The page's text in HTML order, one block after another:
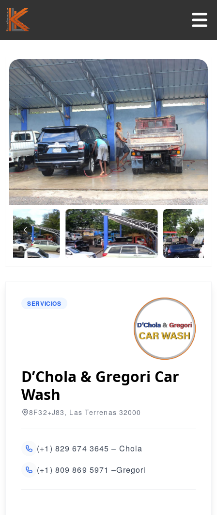
Negocios
Guía Turística
Actividades
Informaciones útiles
Contacto
SERVICIOS
D’Chola & Gregori Car
Wash
8F32+J83, Las Terrenas 32000
(+1) 829 674 3645 – Chola
(+1) 809 869 5971 –Gregori